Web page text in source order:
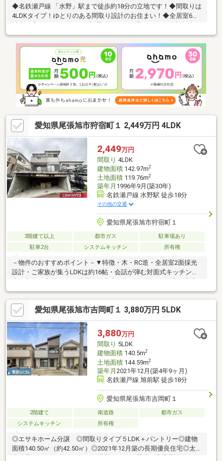
◆名鉄瀬戸線 「水野」駅まで徒歩約18分の立地です！◆間取りは
4LDKタイプ！ゆとりのある間取り設計のお住まい！◆全居室6帖
家具配置もしやすい、広々約16帖のLDK！◆カウンター付き対面
キッチンを採用！家族との会話が弾む開放的な空間です！◆キッ
チンに床下収納を設置、ストックに便利◆全室2面採光以上で、
明るく風通し良好です！◆1階・2階に和室付き！客間や寝室、く
つろぎスペースとして幅広く活用できます！◆全居室収納付き
で、生活空間を有効に使える間取りです◆駐車スペース2台分ご
ざいます！来客時にも心強いですね！
愛知県尾張旭市狩宿町１ 2,449万円 4LDK
2,449万円
間取り 4LDK
建物面積142.97m2
土地面積119.76m2
築年月 1996年9月(築30年)
名鉄瀬戸線 水野駅 徒歩18分
その他の交通
愛知県尾張旭市狩宿町１
3階建て以上 都市ガス
駐車場あり
駐車2台
システムキッチン 所有権
－物件のおすすめポイント－▼特徴・木・RC造・全居室2面採光
設計・ご家族が集うLDKは約16帖・会話が弾む対面式キッチン、
に収納を確保・ビルトインガレージ2台分有(車種による)・即引渡
し可能(残金精算後)▼2026年6月内外装リフォーム済【交換】キッ
チン、お風呂、トイレ、洗面台 等【張替】クロス、CF 等【その
他】フロアタイル張り、外壁・屋根塗装、白蟻点検 他※建築基準
法第22条指定区域■ ご希望の住まい探しをお手伝いします
━━━━━・・・物件の詳細・ご相談はお気軽にお問い合わせく
ださい。
愛知県尾張旭市吉岡町１ 3,880万円 5LDK
3,880万円
間取り 5LDK
建物面積140.5m2
土地面積144.59m2
築年月 2021年12月(築4年9ヶ月)
名鉄瀬戸線 旭前駅 徒歩18分
愛知県尾張旭市吉岡町１
2階建て 南道路
都市ガス
システムキッチン
所有権
◎エサキホーム分譲 ◎間取りタイプ５LDK＋パントリー◎建物
面積140.50㎡（約42.50㎡）◎2021年12月築の長期優良住宅◎太陽